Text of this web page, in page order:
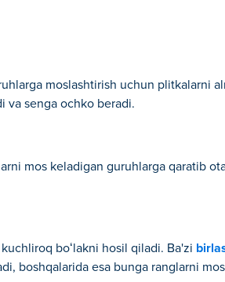
moslashtirish uchun plitkalarni
va senga ochko beradi.
mos keladigan guruhlarga qaratib
boʻlakni hosil qiladi. Ba'zi
boshqalarida esa bunga ranglarni